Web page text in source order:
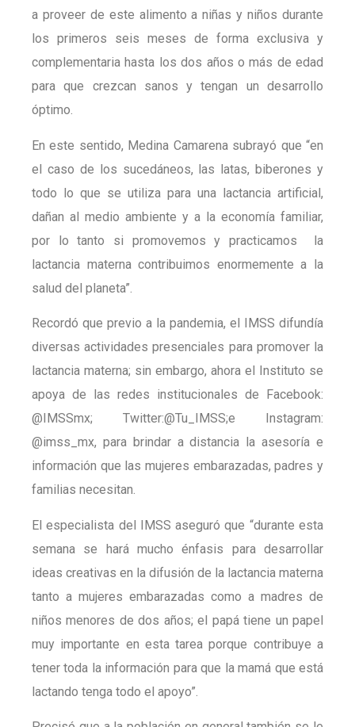
a proveer de este alimento a niñas y niños durante
los primeros seis meses de forma exclusiva y
complementaria hasta los dos años o más de edad
para que crezcan sanos y tengan un desarrollo
óptimo.
En este sentido, Medina Camarena subrayó que “en
el caso de los sucedáneos, las latas, biberones y
todo lo que se utiliza para una lactancia artificial,
dañan al medio ambiente y a la economía familiar,
por lo tanto si promovemos y practicamos la
lactancia materna contribuimos enormemente a la
salud del planeta”.
Recordó que previo a la pandemia, el IMSS difundía
diversas actividades presenciales para promover la
lactancia materna; sin embargo, ahora el Instituto se
apoya de las redes institucionales de Facebook:
@IMSSmx; Twitter:@Tu_IMSS;e Instagram:
@imss_mx, para brindar a distancia la asesoría e
información que las mujeres embarazadas, padres y
familias necesitan.
El especialista del IMSS aseguró que “durante esta
semana se hará mucho énfasis para desarrollar
ideas creativas en la difusión de la lactancia materna
tanto a mujeres embarazadas como a madres de
niños menores de dos años; el papá tiene un papel
muy importante en esta tarea porque contribuye a
tener toda la información para que la mamá que está
lactando tenga todo el apoyo”.